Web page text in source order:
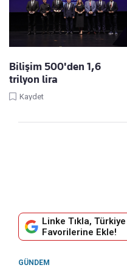
Bilişim 500'den 1,6
trilyon lira
Kaydet
Linke Tıkla,
Favorilerine Ekle!
GÜNDEM